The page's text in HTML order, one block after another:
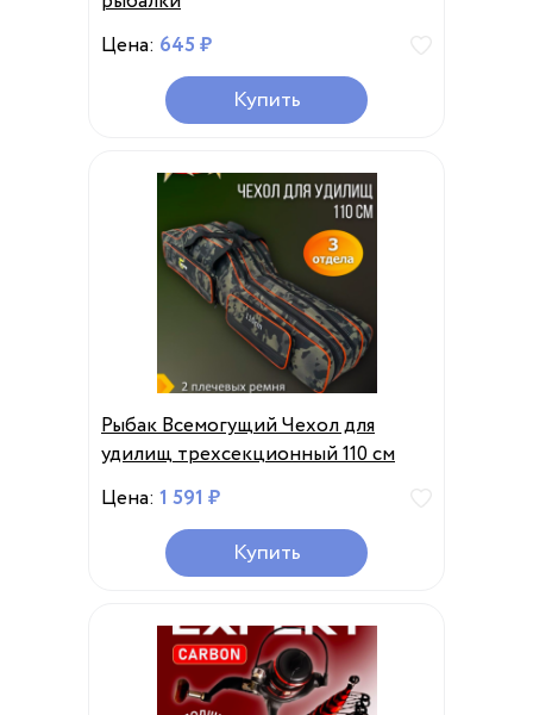
Цена: 645 ₽
Купить
Рыбак Всемогущий Чехол для
удилищ трехсекционный 110 см
Цена: 1 591 ₽
Купить